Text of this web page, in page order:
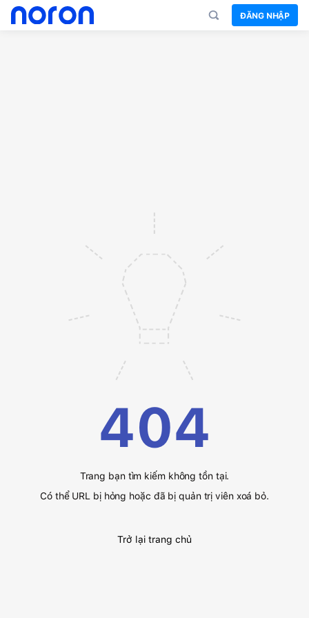
ĐĂNG NHẬP
404
Trang bạn tìm kiếm không tồn tại.
Có thể URL bị hỏng hoặc đã bị quản trị viên xoá bỏ.
Trở lại trang chủ